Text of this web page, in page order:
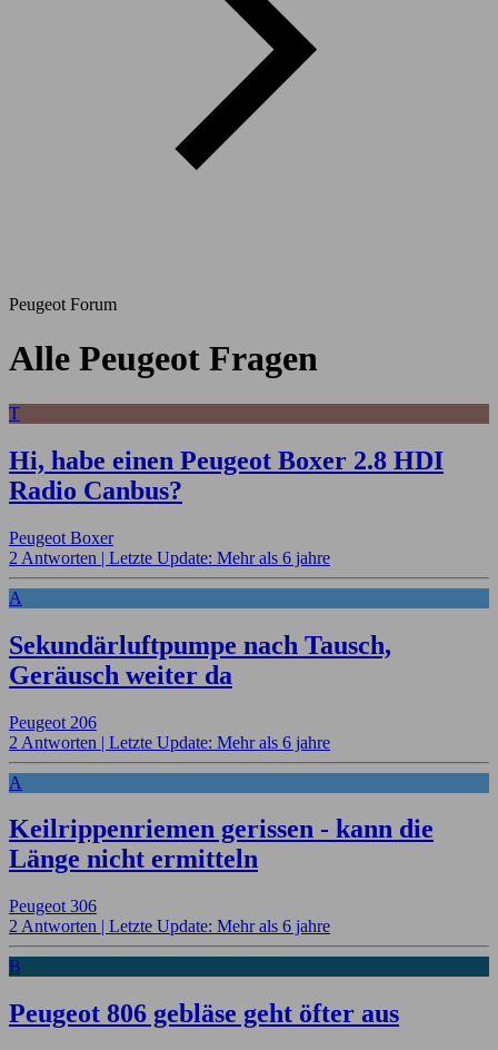
Peugeot Forum
Alle Peugeot Fragen
T
Hi, habe einen Peugeot Boxer 2.8 HDI
Radio Canbus?
Peugeot Boxer
2 Antworten | Letzte Update: Mehr als 6 jahre
A
Sekundärluftpumpe nach Tausch,
Geräusch weiter da
Peugeot 206
2 Antworten | Letzte Update: Mehr als 6 jahre
A
Keilrippenriemen gerissen - kann die
Länge nicht ermitteln
Peugeot 306
2 Antworten | Letzte Update: Mehr als 6 jahre
B
Peugeot 806 gebläse geht öfter aus